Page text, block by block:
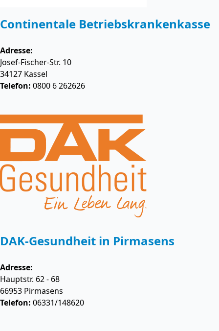
Continentale Betriebskrankenkasse
Adresse:
Josef-Fischer-Str. 10
34127 Kassel
Telefon: 0800 6 262626
DAK-Gesundheit in Pirmasens
Adresse:
Hauptstr. 62 - 68
66953 Pirmasens
Telefon: 06331/148620